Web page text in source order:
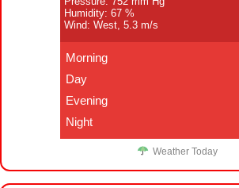
Humidity: 67 %
Wind: West, 5.3 m/s
Morning
Day
Evening
Night
Weather Today